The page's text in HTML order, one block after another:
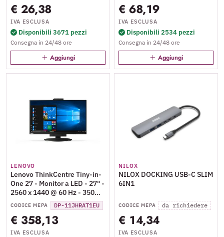
€ 26,38
IVA ESCLUSA
Disponibili 3671 pezzi
Consegna in 24/48 ore
Aggiungi
altoparlanti - nero
€ 68,19
IVA ESCLUSA
Disponibili 2534 pezzi
Consegna in 24/48 ore
Aggiungi
LENOVO
Lenovo ThinkCentre Tiny-in-
One 27 - Monitor a LED - 27" -
2560 x 1440 @ 60 Hz - 350
cd/m² - 1000:1 - 4 ms - HDMI,
DisplayPort - altoparlanti -
nero - per ThinkCentre neo
70t 11YU
CODICE MEPA DP-11JHRAT1EU
€ 358,13
IVA ESCLUSA
NILOX
NILOX DOCKING USB-C SLIM
6IN1
CODICE MEPA da richiedere
€ 14,34
IVA ESCLUSA